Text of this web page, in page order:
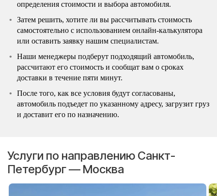
определения стоимости и выбора автомобиля.
Затем решить, хотите ли вы рассчитывать стоимость
самостоятельно с использованием онлайн-калькулятора
или оставить заявку нашим специалистам.
Наши менеджеры подберут подходящий автомобиль,
рассчитают его стоимость и сообщат вам о сроках
доставки в течение пяти минут.
После того, как все условия будут согласованы,
автомобиль подъедет по указанному адресу, загрузит груз
и доставит его по назначению.
Услуги по направлению Санкт-
Петербург — Москва